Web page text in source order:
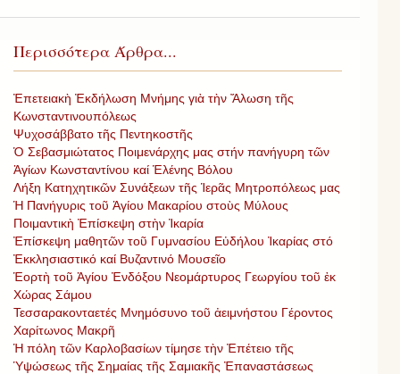
Περισσότερα Άρθρα...
Ἐπετειακὴ Ἐκδήλωση Μνήμης γιὰ τὴν Ἄλωση τῆς
Κωνσταντινουπόλεως
Ψυχοσάββατο τῆς Πεντηκοστῆς
Ὁ Σεβασμιώτατος Ποιμενάρχης μας στήν πανήγυρη τῶν
Ἁγίων Κωνσταντίνου καί Ἑλένης Βόλου
Λήξη Κατηχητικῶν Συνάξεων τῆς Ἱερᾶς Μητροπόλεως μας
Ἡ Πανήγυρις τοῦ Ἁγίου Μακαρίου στοὺς Μύλους
Ποιμαντικὴ Ἐπίσκεψη στὴν Ἰκαρία
Ἐπίσκεψη μαθητῶν τοῦ Γυμνασίου Εὐδήλου Ἰκαρίας στό
Ἐκκλησιαστικό καί Βυζαντινό Μουσεῖο
Ἑορτὴ τοῦ Ἁγίου Ἐνδόξου Νεομάρτυρος Γεωργίου τοῦ ἐκ
Χώρας Σάμου
Τεσσαρακονταετές Μνημόσυνο τοῦ ἀειμνήστου Γέροντος
Χαρίτωνος Μακρῆ
Ἡ πόλη τῶν Καρλοβασίων τίμησε τὴν Ἐπέτειο τῆς
Ὑψώσεως τῆς Σημαίας τῆς Σαμιακῆς Ἐπαναστάσεως